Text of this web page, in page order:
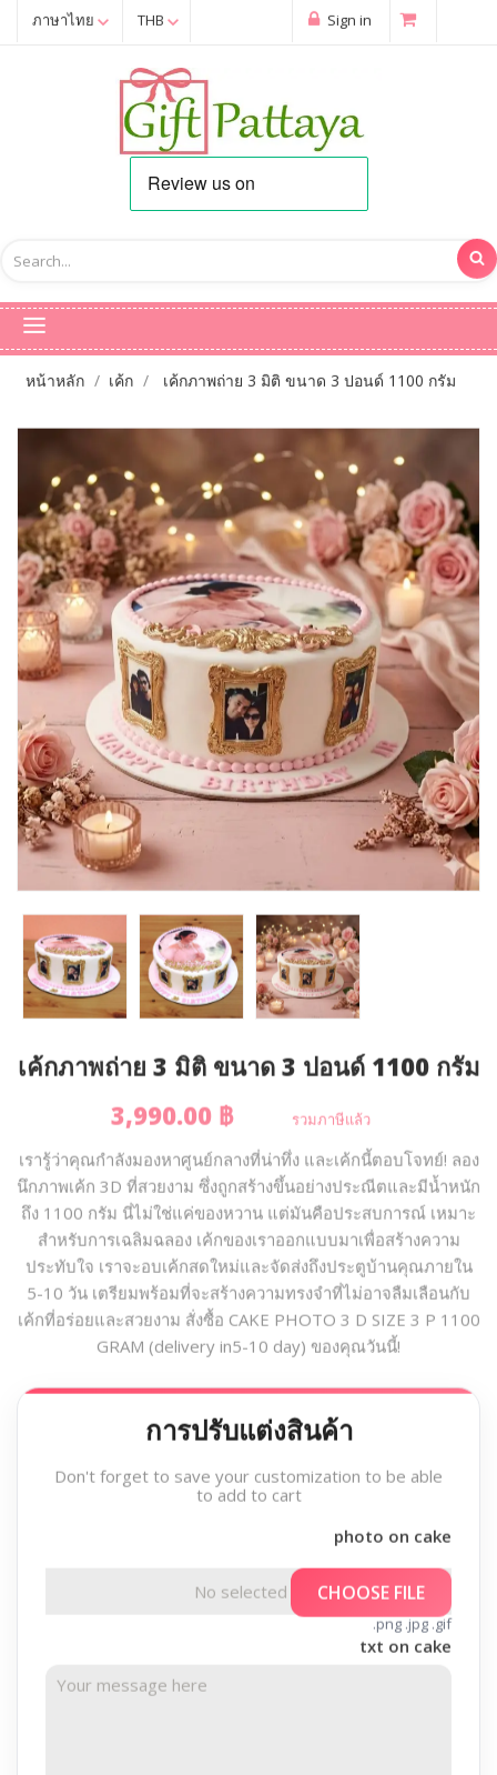
ภาษาไทย THB Sign in
หน้าหลัก เค้ก เค้กภาพถ่าย 3 มิติ ขนาด 3 ปอนด์ 1100 กรัม
เค้กภาพถ่าย 3 มิติ ขนาด 3 ปอนด์ 1100 กรัม
3,990.00 ฿
รวมภาษีแล้ว
เรารู้ว่าคุณกำลังมองหาศูนย์กลางที่น่าทึ่ง และเค้กนี้ตอบโจทย์! ลอง
นึกภาพเค้ก 3D ที่สวยงาม ซึ่งถูกสร้างขึ้นอย่างประณีตและมีน้ำหนัก
ถึง 1100 กรัม นี่ไม่ใช่แค่ของหวาน แต่มันคือประสบการณ์ เหมาะ
สำหรับการเฉลิมฉลอง เค้กของเราออกแบบมาเพื่อสร้างความ
ประทับใจ เราจะอบเค้กสดใหม่และจัดส่งถึงประตูบ้านคุณภายใน
5-10 วัน เตรียมพร้อมที่จะสร้างความทรงจำที่ไม่อาจลืมเลือนกับ
เค้กที่อร่อยและสวยงาม สั่งซื้อ CAKE PHOTO 3 D SIZE 3 P 1100
GRAM (delivery in5-10 day) ของคุณวันนี้!
การปรับแต่งสินค้า
Don't forget to save your customization to be able
to add to cart
photo on cake
No selected file CHOOSE FILE
.png .jpg .gif
txt on cake